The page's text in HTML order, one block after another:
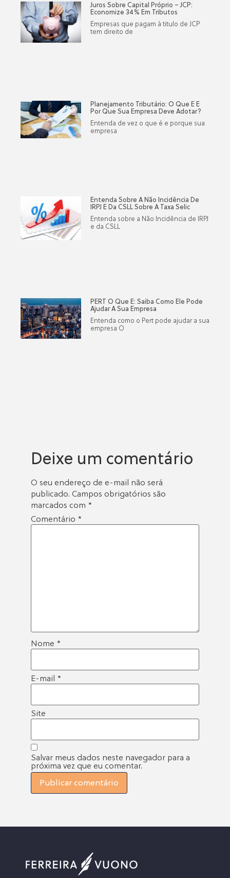
Juros Sobre Capital Próprio – JCP:
Economize 34% Em Tributos
Empresas que pagam à titulo de JCP
tem direito de
Planejamento Tributário: O Que É E
Por Que Sua Empresa Deve Adotar?
Entenda de vez o que é e porque sua
empresa
Entenda Sobre A Não Incidência De
IRPJ E Da CSLL Sobre A Taxa Selic
Entenda sobre a Não Incidência de IRPJ
e da CSLL
PERT O Que É: Saiba Como Ele Pode
Ajudar A Sua Empresa
Entenda como o Pert pode ajudar a sua
empresa O
Deixe um comentário
O seu endereço de e-mail não será
publicado. Campos obrigatórios são
marcados com *
Comentário *
Nome *
E-mail *
Site
Salvar meus dados neste navegador para a
próxima vez que eu comentar.